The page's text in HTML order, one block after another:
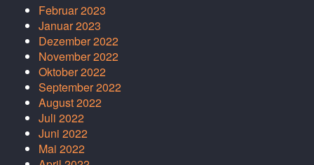
Februar 2023
Januar 2023
Dezember 2022
November 2022
Oktober 2022
September 2022
August 2022
Juli 2022
Juni 2022
Mai 2022